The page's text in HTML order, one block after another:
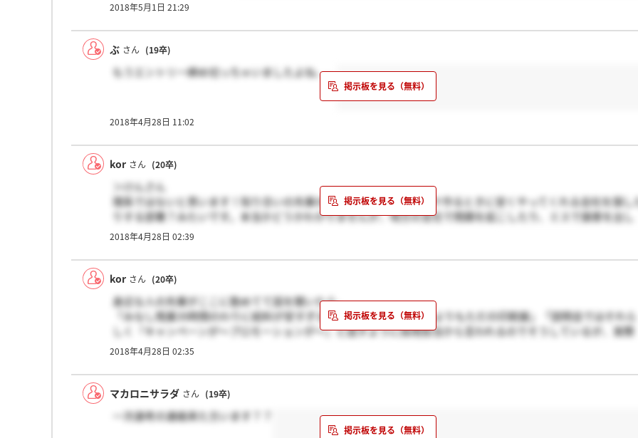
2018年5月1日 21:29
ぶ さん (19卒)
もうエントリー締め切っちゃいましたよね、、
2018年4月28日 11:02
kor さん (20卒)
＞けんさん
理系ではないと思います！知り合いの先輩の言ってた話だと、オマケ作るときに安くやってくれる会社を探し
りする部署？みたいです。本当かどうかわかりませんが、地方の支社で問題を起こしたり、ミスで損害を出し
た営業の人が行く部署……みたいなことも言ってました。参考になりますかね？
2018年4月28日 02:39
kor さん (20卒)
身近な人の先輩がここに勤めてて話を聞いたら、
「みなし残業35時間のわりに給料が安すぎる」「広告代理店というよりもただの印刷屋」「説明会ではそれら
しく『キャンペーンが～プロモーションが～』と話すように採用担当から言われるのでそうしているが、実際
は商品につけるオマケを考える仕事くらいしかしない」というリアルな声を聞いてしまいました…20から30代
す。皆さん大変な思いしてるそうです。選考に参加してる先輩方の、少しでも参考になれば……
2018年4月28日 02:35
マカロニサラダ さん (19卒)
一次選考の連絡来た方います？？